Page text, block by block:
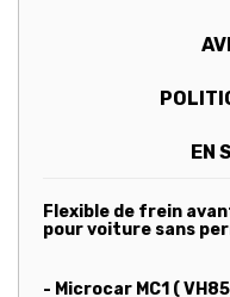
EN
Flexible de frein
pour voiture sans
- Microcar MC1 (